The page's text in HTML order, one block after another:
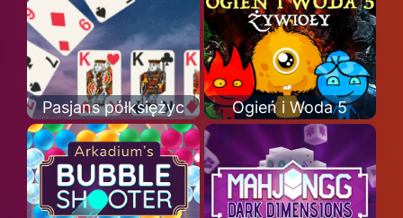
Pasjans półksiężyc Ogień i Woda 5